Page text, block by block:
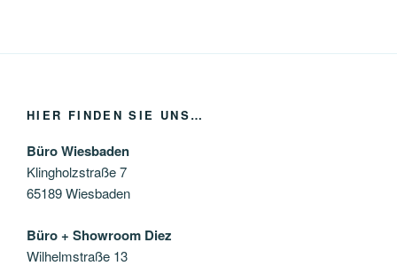
HIER FINDEN SIE UNS…
Büro Wiesbaden
Klingholzstraße 7
65189 Wiesbaden
Büro + Showroom Diez
Wilhelmstraße 13